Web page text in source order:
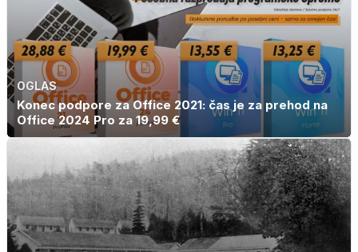
OGLAS
Konec podpore za Office 2021: čas je za prehod na
Office 2024 Pro za 19,99 €